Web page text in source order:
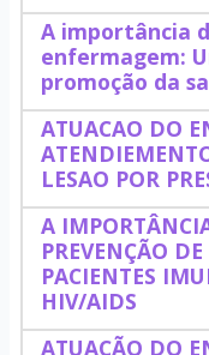
A importância
enfermagem:
promoção da
ATUACAO DO
LESAO POR
A
PREVENÇÃO
PACIENTES
HIV/AIDS
ATUAÇÃO DO